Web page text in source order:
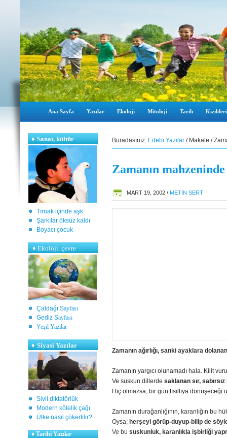
Ana Sayfa Yazılar Ekoloji Mitoloji Tarih
♦ Sanat, kültür
Tırnak içinde aşk
Şarkılar öksüz kaldı
Boyacı çocuk
♦Ekoloji, çevre
Çaldağı Sayfası
Gediz Sayfası
Yeşil Yazılar
♦ Siyasi Yazılar
Sivil diktatörlük
Modern kölelik çağı
Ülke nasıl çökertilir?
♦ Tarihi Yazılar
Buradasınız: Edebi Yazılar / Makale /
Zamanın
MART 19, 2002 / METİN SERT
Zamanın ağırlığı, sanki ayaklara
Zamanın yargıcı olunamadı hala. Kilit
Ve suskun dillerde saklanan sır,
Hiç olmazsa, bir gün fısıltıya dönüşeceği
Zamanın durağanlığının, karanlığın bu
Oysa; herşeyi görüp-duyup-bilip de
Ve bu suskunluk, karanlıkla işbirliği